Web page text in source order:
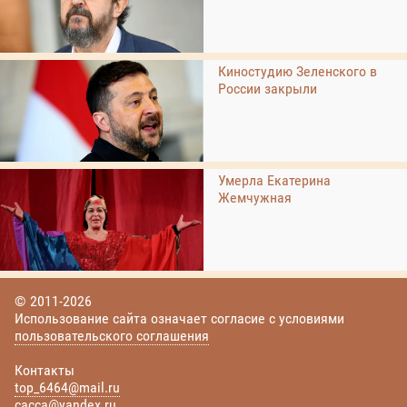
Киностудию Зеленского в
России закрыли
Умерла Екатерина
Жемчужная
© 2011-2026
Использование сайта означает согласие с условиями
пользовательского соглашения
Контакты
top_6464@mail.ru